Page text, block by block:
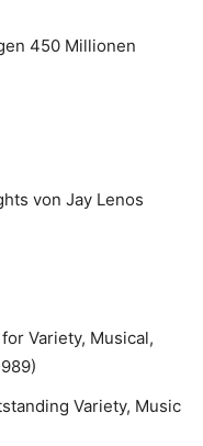
450 Millionen
von Jay Lenos
Variety, Musical,
Variety, Music